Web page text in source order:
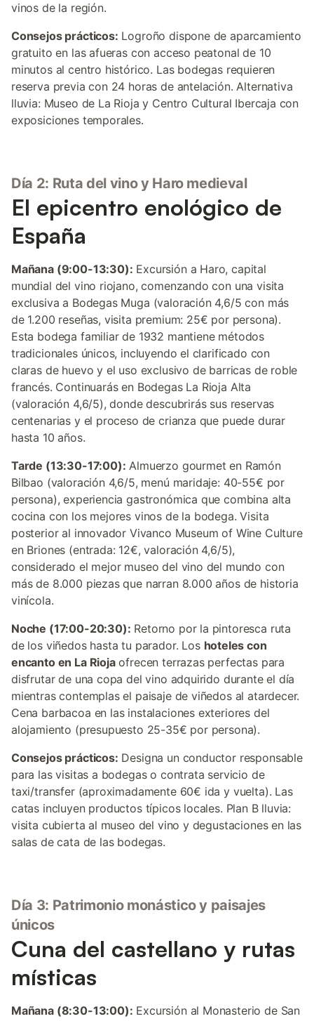
vinos de la región.
Consejos prácticos: Logroño dispone de aparcamiento
gratuito en las afueras con acceso peatonal de 10
minutos al centro histórico. Las bodegas requieren
reserva previa con 24 horas de antelación. Alternativa
lluvia: Museo de La Rioja y Centro Cultural Ibercaja con
exposiciones temporales.
Día 2: Ruta del vino y Haro medieval
El epicentro enológico de
España
Mañana (9:00-13:30): Excursión a Haro, capital
mundial del vino riojano, comenzando con una visita
exclusiva a Bodegas Muga (valoración 4,6/5 con más
de 1.200 reseñas, visita premium: 25€ por persona).
Esta bodega familiar de 1932 mantiene métodos
tradicionales únicos, incluyendo el clarificado con
claras de huevo y el uso exclusivo de barricas de roble
francés. Continuarás en Bodegas La Rioja Alta
(valoración 4,6/5), donde descubrirás sus reservas
centenarias y el proceso de crianza que puede durar
hasta 10 años.
Tarde (13:30-17:00): Almuerzo gourmet en Ramón
Bilbao (valoración 4,6/5, menú maridaje: 40-55€ por
persona), experiencia gastronómica que combina alta
cocina con los mejores vinos de la bodega. Visita
posterior al innovador Vivanco Museum of Wine Culture
en Briones (entrada: 12€, valoración 4,6/5),
considerado el mejor museo del vino del mundo con
más de 8.000 piezas que narran 8.000 años de historia
vinícola.
Noche (17:00-20:30): Retorno por la pintoresca ruta
de los viñedos hasta tu parador. Los hoteles con
encanto en La Riojaofrecen terrazas perfectas para
disfrutar de una copa del vino adquirido durante el día
mientras contemplas el paisaje de viñedos al atardecer.
Cena barbacoa en las instalaciones exteriores del
alojamiento (presupuesto 25-35€ por persona).
Consejos prácticos: Designa un conductor responsable
para las visitas a bodegas o contrata servicio de
taxi/transfer (aproximadamente 60€ ida y vuelta). Las
catas incluyen productos típicos locales. Plan B lluvia:
visita cubierta al museo del vino y degustaciones en las
salas de cata de las bodegas.
Día 3: Patrimonio monástico y paisajes
únicos
Cuna del castellano y rutas
místicas
Mañana (8:30-13:00): Excursión al Monasterio de San